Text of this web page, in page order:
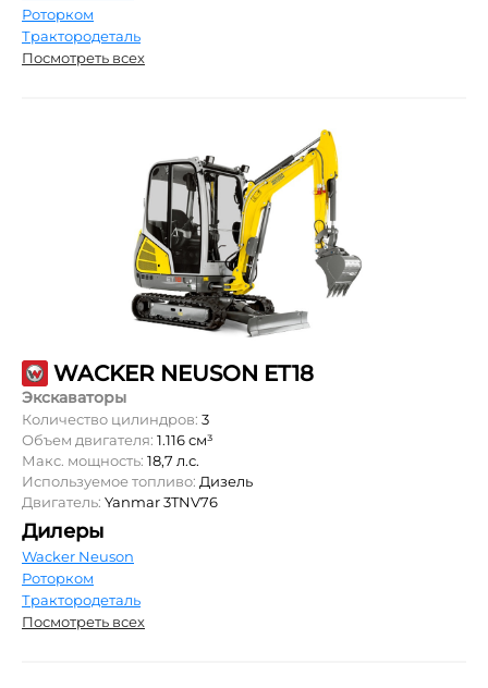
Роторком
Трактородеталь
Посмотреть всех
WACKER NEUSON ET18
Экскаваторы
Количество цилиндров: 3
Объем двигателя: 1.116 см³
Макс. мощность: 18,7 л.с.
Используемое топливо: Дизель
Двигатель: Yanmar 3TNV76
Дилеры
Wacker Neuson
Роторком
Трактородеталь
Посмотреть всех